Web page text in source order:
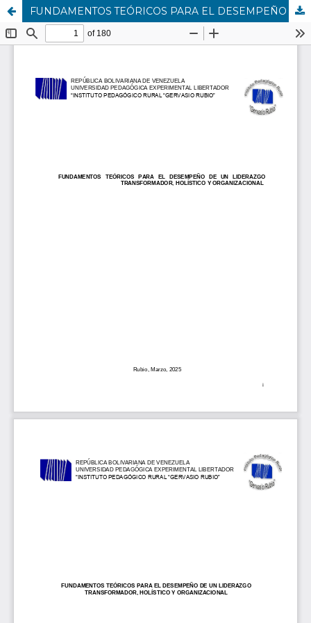
FUNDAMENTOS TEÓRICOS PARA EL DESEMPEÑO DE UN LIDERAZGO TRANSFORMADOR, HOLÍSTICO Y ORGANIZACIONAL